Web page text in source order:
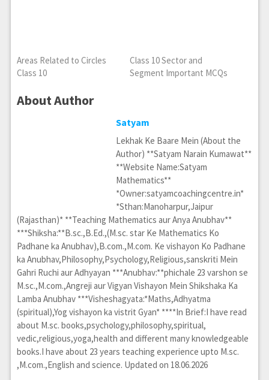
Areas Related to Circles
Class 10
Class 10 Sector and
Segment Important MCQs
About Author
Satyam
Lekhak Ke Baare Mein (About the
Author) **Satyam Narain Kumawat**
**Website Name:Satyam
Mathematics**
*Owner:satyamcoachingcentre.in*
*Sthan:Manoharpur,Jaipur
(Rajasthan)* **Teaching Mathematics aur Anya Anubhav**
***Shiksha:**B.sc.,B.Ed.,(M.sc. star Ke Mathematics Ko
Padhane ka Anubhav),B.com.,M.com. Ke vishayon Ko Padhane
ka Anubhav,Philosophy,Psychology,Religious,sanskriti Mein
Gahri Ruchi aur Adhyayan ***Anubhav:**phichale 23 varshon se
M.sc.,M.com.,Angreji aur Vigyan Vishayon Mein Shikshaka Ka
Lamba Anubhav ***Visheshagyata:*Maths,Adhyatma
(spiritual),Yog vishayon ka vistrit Gyan* ****In Brief:I have read
about M.sc. books,psychology,philosophy,spiritual,
vedic,religious,yoga,health and different many knowledgeable
books.I have about 23 years teaching experience upto M.sc.
,M.com.,English and science. Updated on 18.06.2026